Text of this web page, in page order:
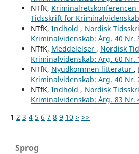
NTfK, Kriminalretskonferencen
Tidsskrift for
NTfK, Indhold , Nordisk
Kriminalvidenskab: Årg. 40 Nr.
NTfK, Meddelelser , Nordisk
Kriminalvidenskab: Årg. 60 Nr.
NTfK, Nyudkommen litteratur ,
Kriminalvidenskab: Årg. 40 Nr.
NTfK, Indhold , Nordisk
Kriminalvidenskab: Årg. 83 Nr.
1 2 3 4 5 6 7 8 9 10 > >>
Sprog